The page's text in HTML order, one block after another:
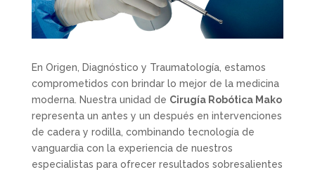
En Origen, Diagnóstico y Traumatología, estamos
comprometidos con brindar lo mejor de la medicina
moderna. Nuestra unidad de Cirugía Robótica Mako
representa un antes y un después en intervenciones
de cadera y rodilla, combinando tecnología de
vanguardia con la experiencia de nuestros
especialistas para ofrecer resultados sobresalientes